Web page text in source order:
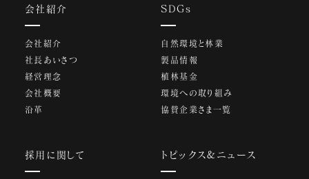
会社紹介
会社紹介
社長あいさつ
経営理念
会社概要
沿革
SDGs
自然環境と林業
製品情報
植林基金
環境への取り組み
協賛企業さま一覧
採用に関して トピックス&ニュース